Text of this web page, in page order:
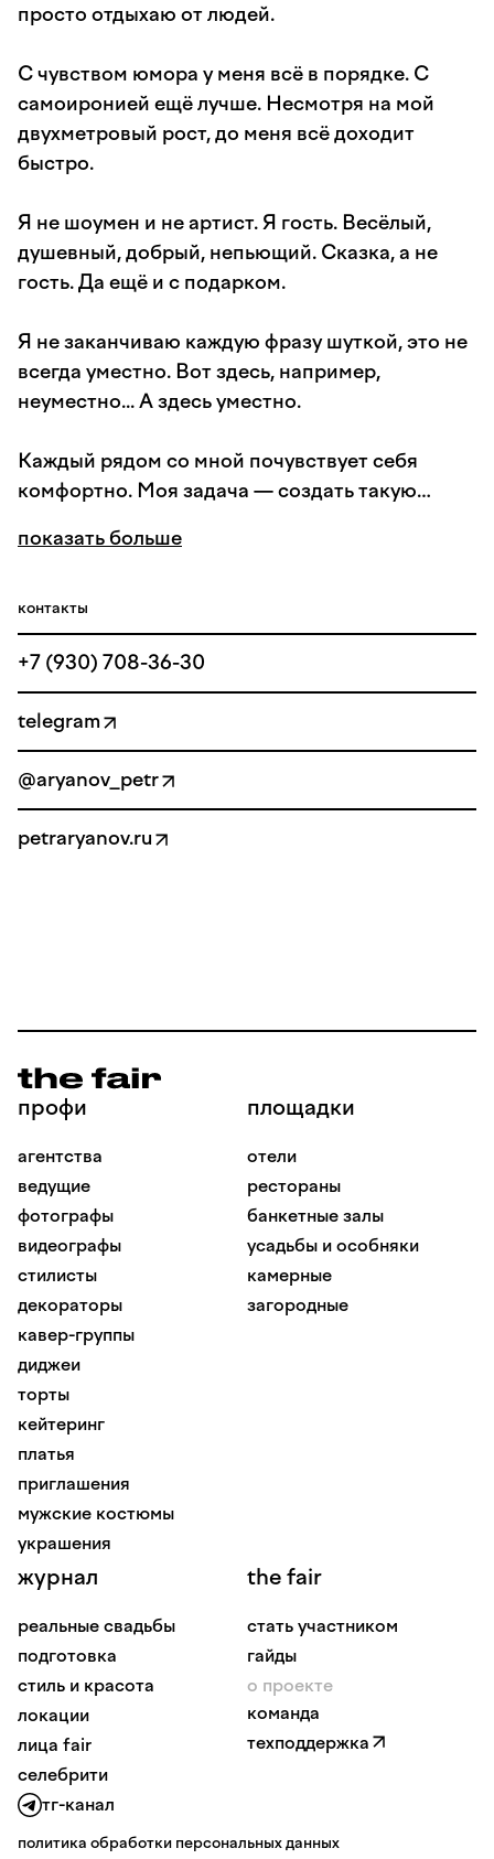
просто отдыхаю от людей.
С чувством юмора у меня всё в порядке. С
самоиронией ещё лучше. Несмотря на мой
двухметровый рост, до меня всё доходит
быстро.
Я не шоумен и не артист. Я гость. Весёлый,
душевный, добрый, непьющий. Сказка, а не
гость. Да ещё и с подарком.
Я не заканчиваю каждую фразу шуткой, это не
всегда уместно. Вот здесь, например,
неуместно... А здесь уместно.
Каждый рядом со мной почувствует себя
комфортно. Моя задача — создать такую
показывать, как отдыхать.
Кроме детей, им показываю, как надо.
Я романтик. Верю в раз и навсегда, поэтому
понимаю ценность свадьбы.
Обожаю слёзы счастья. Искренность и
открытость.
Мой приоритет — это пара и эмоции гостей.
это интересно для любого поколения. А разве
Спасибо, что дочитали. Меня зовут Пётр
показать больше
контакты
+7 (930) 708-36-30
telegram
@aryanov_petr
petraryanov.ru
профи
агентства
ведущие
фотографы
видеографы
стилисты
декораторы
кавер-группы
диджеи
торты
кейтеринг
платья
приглашения
мужские костюмы
украшения
площадки
отели
рестораны
банкетные залы
усадьбы и особняки
камерные
загородные
журнал
реальные свадьбы
подготовка
стиль и красота
локации
лица fair
селебрити
the fair
стать участником
гайды
о проекте
команда
техподдержка
тг-канал
политика обработки персональных данных